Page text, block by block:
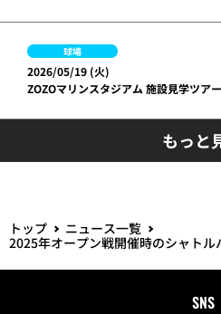
球場
2026/05/19 (火)
ZOZOマリンスタジアム 施設見学ツア
もっと
トップ
ニュース一覧
2025年オープン戦開催時のシャトル
SNS